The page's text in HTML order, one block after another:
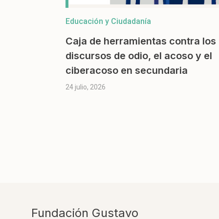
Educación y Ciudadanía
Caja de herramientas contra los
discursos de odio, el acoso y el
ciberacoso en secundaria
24 julio, 2026
Fundación Gustavo